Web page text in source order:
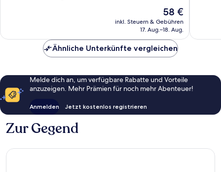
Bewertungen
Der
Preis
beträgt
58 €
inkl. Steuern & Gebühren
17. Aug.–18. Aug.
Ähnliche Unterkünfte vergleichen
Melde dich an, um verfügbare Rabatte und Vorteile
anzuzeigen. Mehr Prämien für noch mehr Abenteuer!
Anmelden Jetzt kostenlos registrieren
Zur Gegend